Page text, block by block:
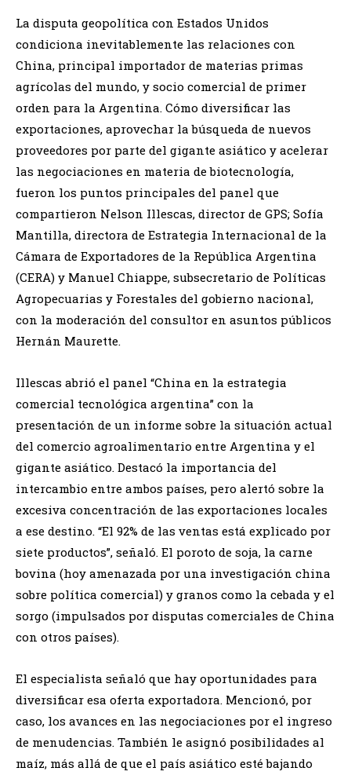
La disputa geopolítica con Estados Unidos
condiciona inevitablemente las relaciones con
China, principal importador de materias primas
agrícolas del mundo, y socio comercial de primer
orden para la Argentina. Cómo diversificar las
exportaciones, aprovechar la búsqueda de nuevos
proveedores por parte del gigante asiático y acelerar
las negociaciones en materia de biotecnología,
fueron los puntos principales del panel que
compartieron Nelson Illescas, director de GPS; Sofía
Mantilla, directora de Estrategia Internacional de la
Cámara de Exportadores de la República Argentina
(CERA) y Manuel Chiappe, subsecretario de Políticas
Agropecuarias y Forestales del gobierno nacional,
con la moderación del consultor en asuntos públicos
Hernán Maurette.
Illescas abrió el panel “China en la estrategia
comercial tecnológica argentina” con la
presentación de un informe sobre la situación actual
del comercio agroalimentario entre Argentina y el
gigante asiático. Destacó la importancia del
intercambio entre ambos países, pero alertó sobre la
excesiva concentración de las exportaciones locales
a ese destino. “El 92% de las ventas está explicado por
siete productos”, señaló. El poroto de soja, la carne
bovina (hoy amenazada por una investigación china
sobre política comercial) y granos como la cebada y el
sorgo (impulsados por disputas comerciales de China
con otros países).
El especialista señaló que hay oportunidades para
diversificar esa oferta exportadora. Mencionó, por
caso, los avances en las negociaciones por el ingreso
de menudencias. También le asignó posibilidades al
maíz, más allá de que el país asiático esté bajando